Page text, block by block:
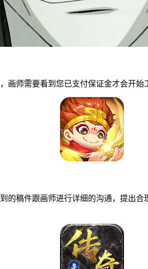
需要看到您已支付保证金才会开始
稿件跟画师进行详细的沟通，提出合